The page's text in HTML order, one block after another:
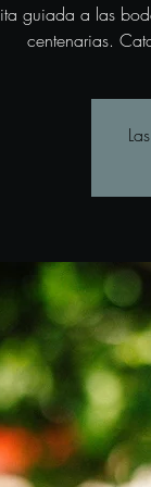
guiada a las
centenarias.